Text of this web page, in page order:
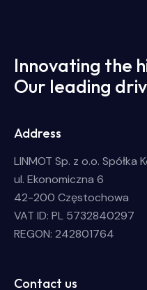
Innovating the
Our leading
Address
LINMOT Sp. z o.o. Spółka
ul. Ekonomiczna 6
42-200 Częstochowa
VAT ID: PL 5732840297
REGON: 242801764
Contact us